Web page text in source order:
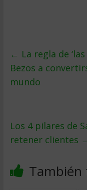
← La regla de
Bezos a
mundo
Los 4 pilares de
retener clientes
También